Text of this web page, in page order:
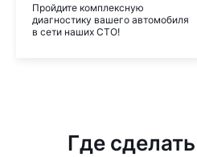
Пройдите комплексную
диагностику вашего автомобиля
в сети наших СТО!
Где